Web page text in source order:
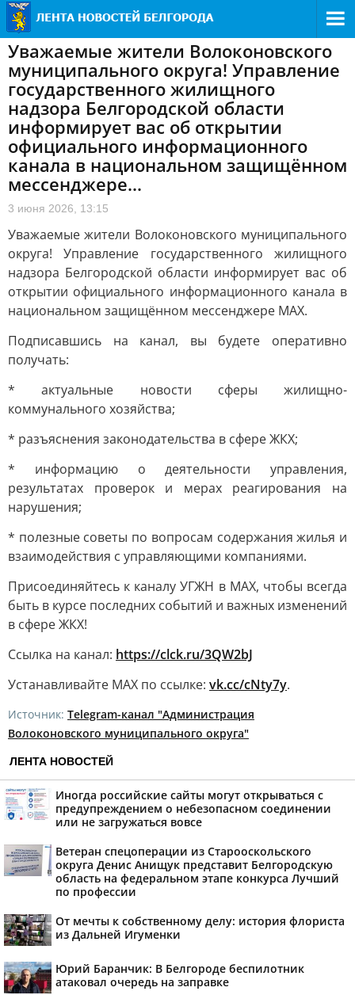
Уважаемые жители Волоконовского
муниципального округа! Управление
государственного жилищного
надзора Белгородской области
информирует вас об открытии
официального информационного
канала в национальном защищённом
мессенджере...
3 июня 2026, 13:15
Уважаемые жители Волоконовского муниципального
округа! Управление государственного жилищного
надзора Белгородской области информирует вас об
открытии официального информационного канала в
национальном защищённом мессенджере МАХ.
Подписавшись на канал, вы будете оперативно
получать:
* актуальные новости сферы жилищно-
коммунального хозяйства;
* разъяснения законодательства в сфере ЖКХ;
* информацию о деятельности управления,
результатах проверок и мерах реагирования на
нарушения;
* полезные советы по вопросам содержания жилья и
взаимодействия с управляющими компаниями.
Присоединяйтесь к каналу УГЖН в МАХ, чтобы всегда
быть в курсе последних событий и важных изменений
в сфере ЖКХ!
Ссылка на канал: https://clck.ru/3QW2bJ
Устанавливайте MAX по ссылке: vk.cc/cNty7y.
Источник: Telegram-канал "Администрация
Волоконовского муниципального округа"
ЛЕНТА НОВОСТЕЙ
Иногда российские сайты могут открываться с
предупреждением о небезопасном соединении
или не загружаться вовсе
Ветеран спецоперации из Старооскольского
округа Денис Анищук представит Белгородскую
область на федеральном этапе конкурса Лучший
по профессии
От мечты к собственному делу: история флориста
из Дальней Игуменки
Юрий Баранчик: В Белгороде беспилотник
атаковал очередь на заправке